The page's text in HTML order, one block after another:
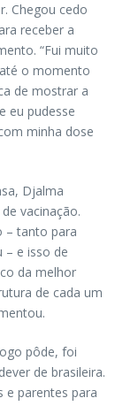
Chegou cedo
receber a
“Fui muito
o momento
de mostrar a
eu pudesse
minha dose
Djalma
vacinação.
– tanto para
– e isso de
da melhor
de cada um
pôde, foi
de brasileira.
e parentes para